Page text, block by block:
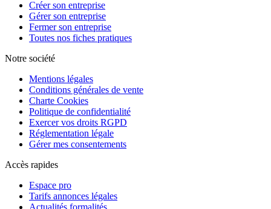
Créer son entreprise
Gérer son entreprise
Fermer son entreprise
Toutes nos fiches pratiques
Notre société
Mentions légales
Conditions générales de vente
Charte Cookies
Politique de confidentialité
Exercer vos droits RGPD
Réglementation légale
Gérer mes consentements
Accès rapides
Espace pro
Tarifs annonces légales
Actualités formalités